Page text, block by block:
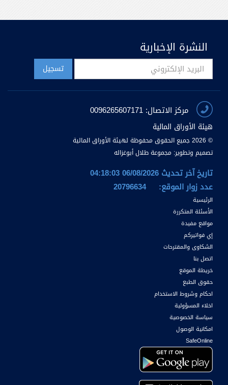
النشرة الإخبارية
مركز الاتصال: 0096265607171
هيئة الأوراق المالية
© 2026 جميع الحقوق محفوظة لهيئة الأوراق المالية
تصميم وتطوير: مجموعة طلال أبوغزاله
تاريخ آخر تحديث 06/08/2026 04:18:03
عدد زوار الموقع:
20796634
الرئيسية
الأسئلة المتكررة
مواقع مفيدة
إي فواتيركم
الشكاوى والمقترحات
اتصل بنا
خريطة الموقع
حقوق الطبع
احكام وشروط الاستخدام
اخلاء المسؤولية
سياسة الخصوصية
امكانية الوصول
SafeOnline